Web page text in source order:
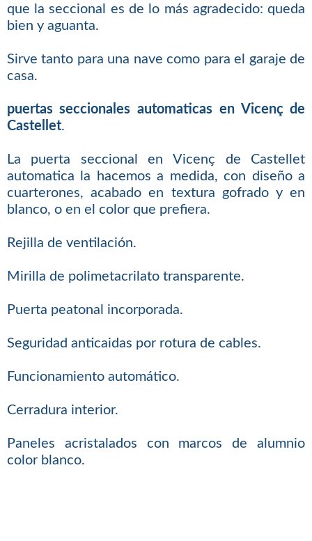
que la seccional es de lo más agradecido: queda
bien y aguanta.
Sirve tanto para una nave como para el garaje de
casa.
puertas seccionales automaticas en Vicenç de
Castellet.
La puerta seccional en Vicenç de Castellet
automatica la hacemos a medida, con diseño a
cuarterones, acabado en textura gofrado y en
blanco, o en el color que prefiera.
Rejilla de ventilación.
Mirilla de polimetacrilato transparente.
Puerta peatonal incorporada.
Seguridad anticaidas por rotura de cables.
Funcionamiento automático.
Cerradura interior.
Paneles acristalados con marcos de alumnio
color blanco.